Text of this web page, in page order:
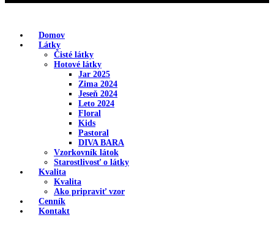
Domov
Látky
Čisté látky
Hotové látky
Jar 2025
Zima 2024
Jeseň 2024
Leto 2024
Floral
Kids
Pastoral
DIVA BARA
Vzorkovník látok
Starostlivosť o látky
Kvalita
Kvalita
Ako pripraviť vzor
Cenník
Kontakt